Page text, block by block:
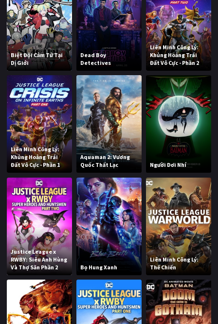
Biệt Đội Cảm Tử Tại
Dị Giới
Dead Boy
Detectives
Liên Minh Công Lý:
Khủng Hoảng Trái
Đất Vô Cực - Phần 2
Liên Minh Công Lý:
Khủng Hoảng Trái
Đất Vô Cực - Phần 1
Aquaman 2: Vương
Quốc Thất Lạc
Người Dơi Nhí
Justice League x
RWBY: Siêu Anh Hùng
Và Thợ Săn Phần 2
Bọ Hung Xanh
Liên Minh Công Lý:
Thế Chiến